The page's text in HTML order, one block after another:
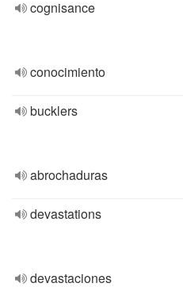
cognisance
conocimiento
bucklers
abrochaduras
devastations
devastaciones